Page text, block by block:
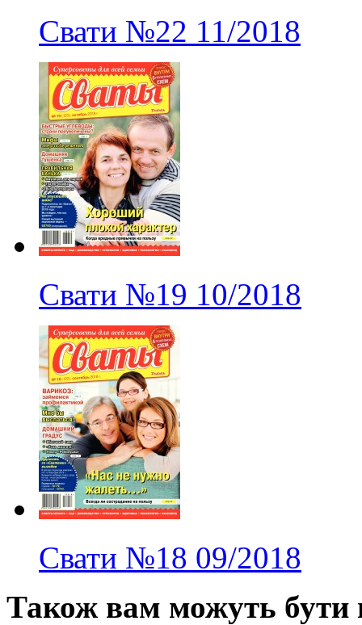
Свати №22 11/2018
Свати №19 10/2018
Свати №18 09/2018
Також вам можуть бути